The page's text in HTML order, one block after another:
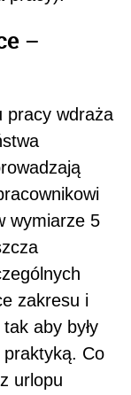
–
pracy wdraża
wymiarze 5
zakresu i
aby były
Co
urlopu